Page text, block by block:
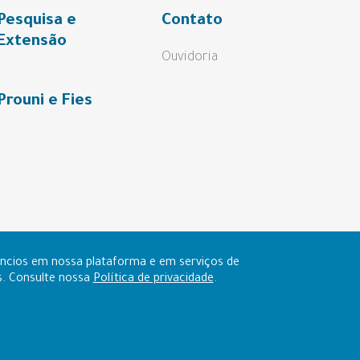
em nossa plataforma e em serviços de
Consulte nossaPolítica de privacidade.
e
e Fies
Contato
Ouvidoria